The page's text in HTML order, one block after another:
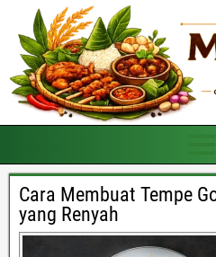
Cara Membuat Tempe
yang Renyah